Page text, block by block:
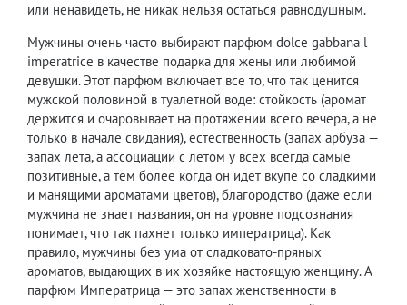
или ненавидеть, не никак нельзя остаться равнодушным.
Мужчины очень часто выбирают парфюм dolce gabbana l
imperatrice в качестве подарка для жены или любимой
девушки. Этот парфюм включает все то, что так ценится
мужской половиной в туалетной воде: стойкость (аромат
держится и очаровывает на протяжении всего вечера, а не
только в начале свидания), естественность (запах арбуза —
запах лета, а ассоциации с летом у всех всегда самые
позитивные, а тем более когда он идет вкупе со сладкими
и манящими ароматами цветов), благородство (даже если
мужчина не знает названия, он на уровне подсознания
понимает, что так пахнет только императрица). Как
правило, мужчины без ума от сладковато-пряных
ароматов, выдающих в их хозяйке настоящую женщину. А
парфюм Императрица — это запах женственности в